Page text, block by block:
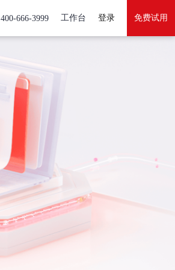
400-666-3999 工作台 登录 免费试用